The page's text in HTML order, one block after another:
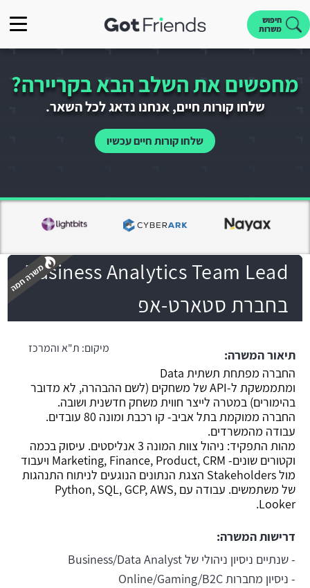
חיפוש
משרות
מחפשים את השלב הבא בקריירה?
שלחו קורות חיים, אנחנו נדאג לכל השאר.
שלחו קורות חיים עכשיו
Business Analytics Team Lead
בחברת סטארט-אפ
מיקום: ת"א והמרכז
תיאור המשרה:
החברה מפתחת תשתית Data
ומתממשקת ל-API של משחקים (לשם ההבהרה, לא מדובר
בהימורים) במטרה לייצר חווית משחק חדשנית ושובה.
החברה ממוקמת בתל אביב- קו רכבת ומונה 80 עובדים.
עבודה מהמשרדים.
מהות התפקיד: ניהול צוות המונה 3 אנליסטים. עיסוק בכמה
וקטורים שונים- Marketing, Finance, Product, CRM ויעבוד
מול Stakeholders הצגת הנתונים הנוגעים לניתוח התנהגות
של משתמשים. עבודה עם Python, SQL, GCP, AWS,
Looker.
דרישות המשרה:
- שנתיים ניסיון ניהולי של Business/Data Analyst
- ניסיון מחברות Online/Gaming/B2C